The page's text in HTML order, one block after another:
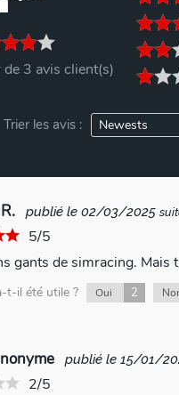
3 avis client(s)
Trier les avis :
publié le 02/03/2025
5/5
gants de simracing. Mais
t-il été utile ? Oui 2
publié le 15/01/
2/5